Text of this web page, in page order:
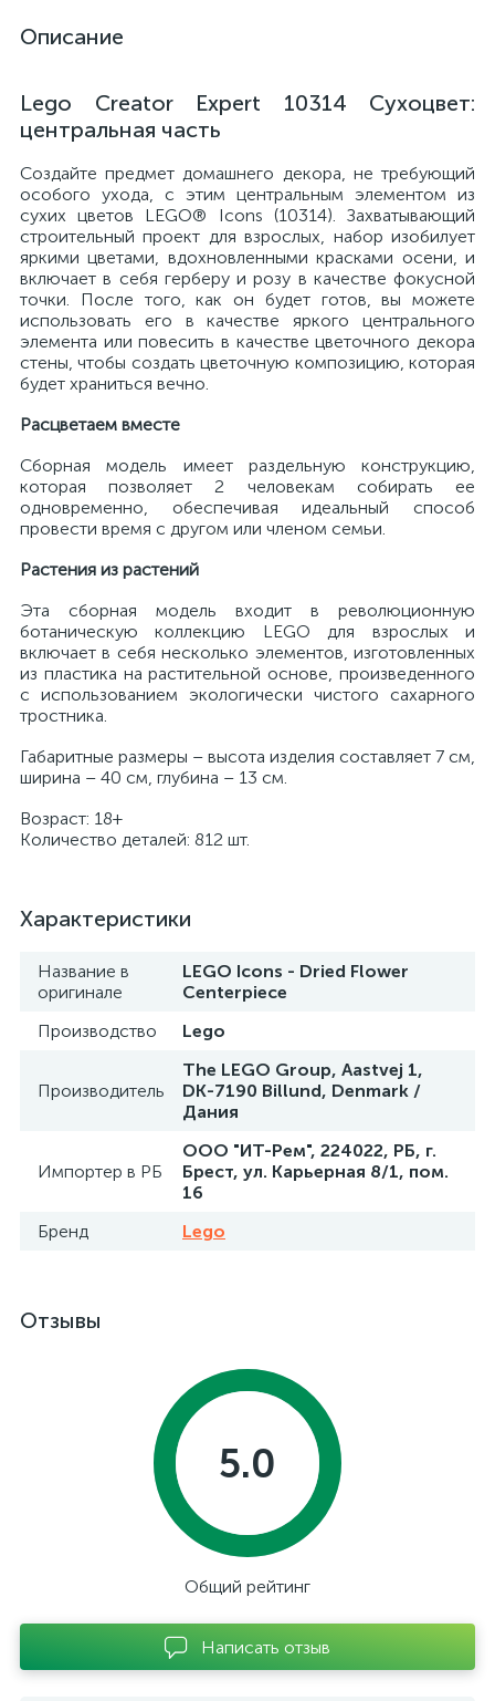
Описание
Lego Creator Expert 10314 Сухоцвет:
центральная часть
Создайте предмет домашнего декора, не требующий
особого ухода, с этим центральным элементом из
сухих цветов LEGO® Icons (10314). Захватывающий
строительный проект для взрослых, набор изобилует
яркими цветами, вдохновленными красками осени, и
включает в себя герберу и розу в качестве фокусной
точки. После того, как он будет готов, вы можете
использовать его в качестве яркого центрального
элемента или повесить в качестве цветочного декора
стены, чтобы создать цветочную композицию, которая
будет храниться вечно.
Расцветаем вместе
Сборная модель имеет раздельную конструкцию,
которая позволяет 2 человекам собирать ее
одновременно, обеспечивая идеальный способ
провести время с другом или членом семьи.
Растения из растений
Эта сборная модель входит в революционную
ботаническую коллекцию LEGO для взрослых и
включает в себя несколько элементов, изготовленных
из пластика на растительной основе, произведенного
с использованием экологически чистого сахарного
тростника.
Габаритные размеры – высота изделия составляет 7 см,
ширина – 40 см, глубина – 13 см.
Возраст: 18+
Количество деталей: 812 шт.
Характеристики
Название в
оригинале
LEGO Icons - Dried Flower
Centerpiece
Производство
Lego
Производитель
The LEGO Group, Aastvej 1,
DK-7190 Billund, Denmark /
Дания
Импортер в РБ
ООО "ИТ-Рем", 224022, РБ, г.
Брест, ул. Карьерная 8/1, пом.
16
Бренд
Lego
Отзывы
5.0
Общий рейтинг
Написать отзыв